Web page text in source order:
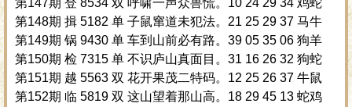
第148期 揖 5182 单 子鼠窜道未犯法。21 25 29 37 马牛
第149期 锅 9430 单 车到山前必有路。39 05 35 06 狗羊
第150期 检 7315 单 不识庐山真面目。31 16 26 32 狗蛇
第151期 越 5563 双 花开果茂二特码。12 25 26 37 牛鼠
第152期 临 5819 双 这山望着那山高。18 29 45 13 蛇鸡